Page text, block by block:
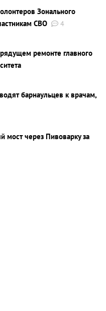
Зонального
СВО
4
ремонте главного
барнаульцев к врачам,
мост через Пивоварку за